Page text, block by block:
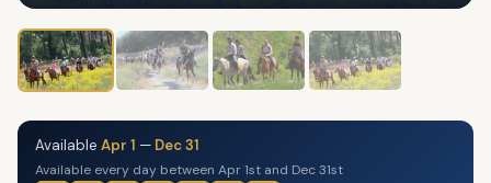
Available Apr 1 — Dec 31
Available every day between Apr 1st and Dec 31st